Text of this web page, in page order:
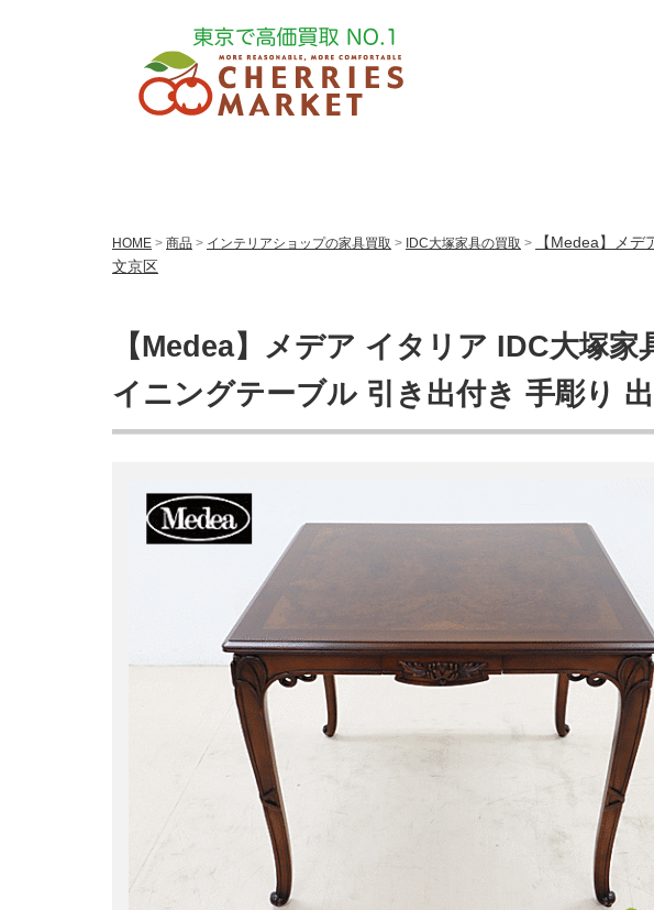
HOME > 商品 > インテリアショップの家具買取 > IDC大塚家具の買取 >
【Medea】メ
文京区
【Medea】メデア イタリア IDC大塚
イニングテーブル 引き出付き 手彫り